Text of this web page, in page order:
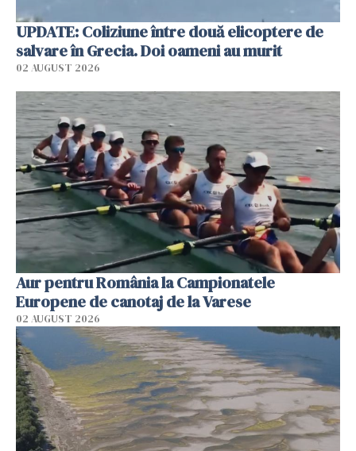
UPDATE: Coliziune între două elicoptere de
salvare în Grecia. Doi oameni au murit
02 AUGUST 2026
Aur pentru România la Campionatele
Europene de canotaj de la Varese
02 AUGUST 2026